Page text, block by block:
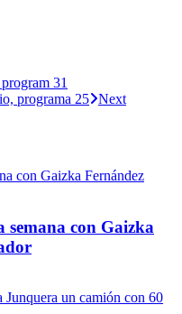
31
programa 25 Next
semana con Gaizka